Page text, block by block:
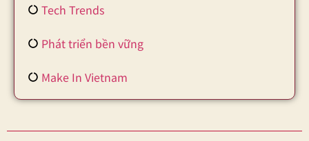
Tech Trends
Phát triển bền vững
Make In Vietnam